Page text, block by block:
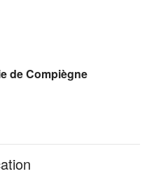
dans un nouvel onglet)
de Compiègne